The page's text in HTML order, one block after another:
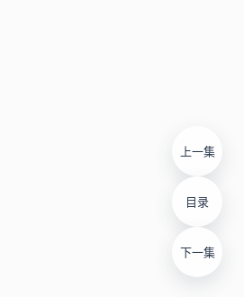
上一集
目录
下一集